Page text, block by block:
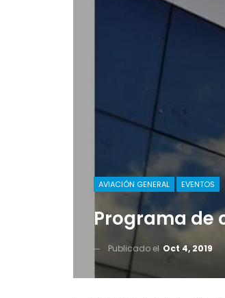
AVIACIÓN GENERAL EVENTOS
Programa de
Publicado el Oct 4, 2019